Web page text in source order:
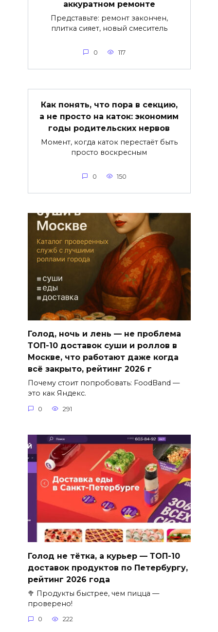
аккуратном ремонте
Представьте: ремонт закончен,
плитка сияет, новый смеситель
0 117
Как понять, что пора в секцию,
а не просто на каток: экономим
годы родительских нервов
Момент, когда каток перестаёт быть
просто воскресным
0 150
Голод, ночь и лень — не проблема
ТОП-10 доставок суши и роллов в
Москве, что работают даже когда
всё закрыто, рейтинг 2026 г
Почему стоит попробовать: FoodBand —
это как Яндекс.
0 291
Голод не тётка, а курьер — ТОП-10
доставок продуктов по Петербургу,
рейтинг 2026 года
🥦 Продукты быстрее, чем пицца —
проверено!
0 222